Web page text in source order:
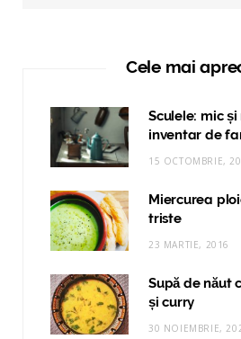
Cele mai
Sculele: mic
inventar de
15 OCTOMBRIE,
Miercurea
triste
23 MARTIE, 2016
Supă de năut
și curry
30 NOIEMBRIE,